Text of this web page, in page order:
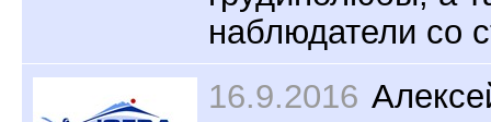
наблюдатели со
16.9.2016